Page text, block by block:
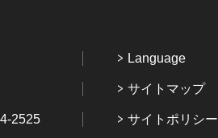
2525
Language
サイトマップ
サイトポリシー